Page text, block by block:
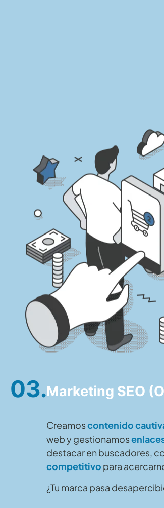
03.Marketing SEO
Creamoscontenido
web y gestionamos
destacar en buscadores,
competitivo para
¿Tu marca pasa